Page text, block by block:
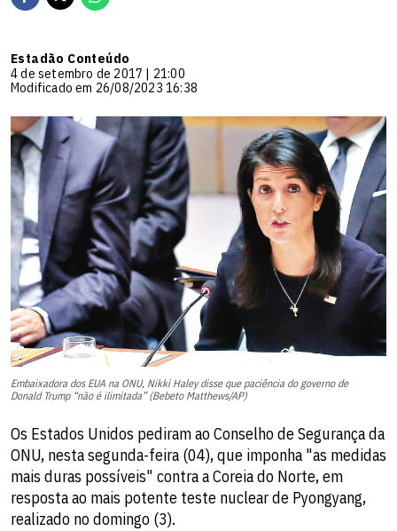
Estadão Conteúdo
4 de setembro de 2017 | 21:00
Modificado em 26/08/2023 16:38
Embaixadora dos EUA na ONU, Nikki Haley disse que paciência do governo de
Donald Trump “não é ilimitada” (Bebeto Matthews/AP)
Os Estados Unidos pediram ao Conselho de Segurança da
ONU, nesta segunda-feira (04), que imponha "as medidas
mais duras possíveis" contra a Coreia do Norte, em
resposta ao mais potente teste nuclear de Pyongyang,
realizado no domingo (3).